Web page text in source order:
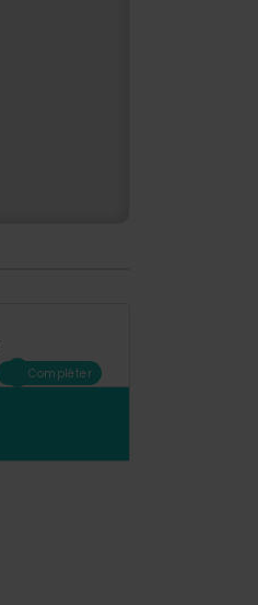
Compléter